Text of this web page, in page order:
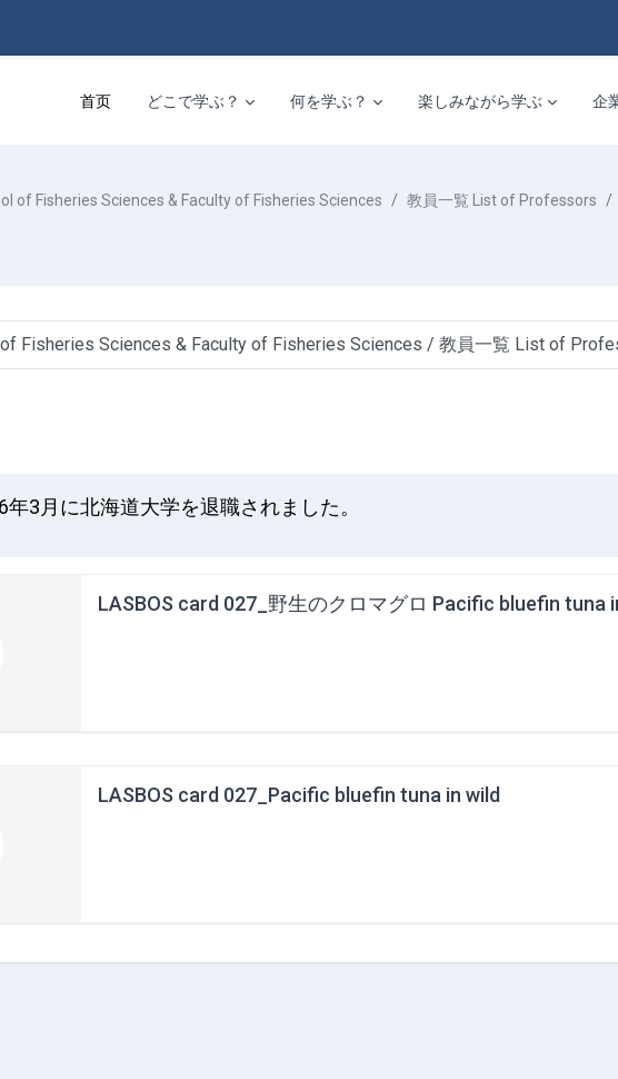
首页
どこで学ぶ？ 何を学ぶ？ 楽しみながら学ぶ 企
of Fisheries Sciences & Faculty of Fisheries Sciences 教員一覧 List of Professors
3月に北海道大学を退職されました。
LASBOS card 027_野生のクロマグロ Pacific bluefin tuna
LASBOS card 027_Pacific bluefin tuna in wild